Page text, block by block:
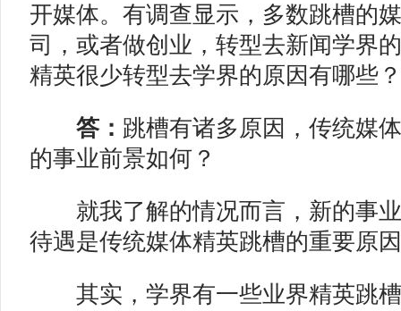
开媒体。有调查显示，多数跳槽的
司，或者做创业，转型去新闻学界
精英很少转型去学界的原因有哪些？
答： 跳槽有诸多原因，传统媒
的事业前景如何？
就我了解的情况而言，新的事业
待遇是传统媒体精英跳槽的重要原
其实，学界有一些业界精英跳槽